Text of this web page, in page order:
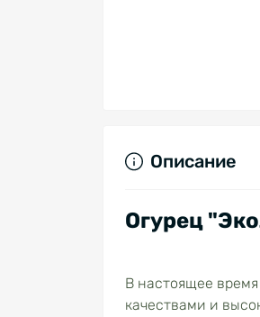
Описание
Огурец
В настоящее
качествами и